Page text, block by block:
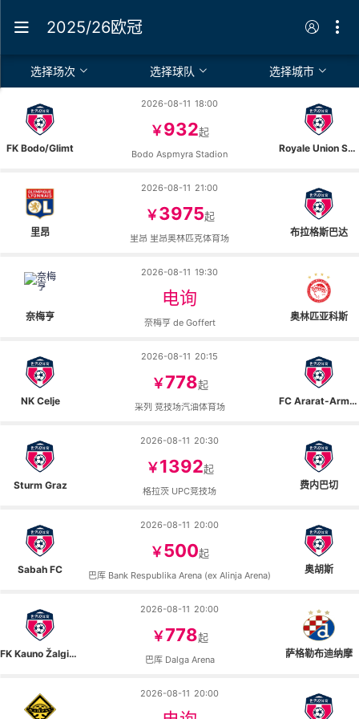
2025/26欧冠
选择场次 选择球队 选择城市
FK Bodo/Glimt
2026-08-11 18:00
￥932起
Bodo Aspmyra Stadion Royale Union St-Gilloise
里昂
2026-08-11 21:00
￥3975起
里昂 里昂奥林匹克体育场 布拉格斯巴达
奈梅亨
2026-08-11 19:30
电询
奈梅亨 de Goffert 奥林匹亚科斯
NK Celje
2026-08-11 20:15
￥778起
采列 竞技场汽油体育场 FC Ararat-Armenia
Sturm Graz
2026-08-11 20:30
￥1392起
格拉茨 UPC竞技场 费内巴切
Sabah FC
2026-08-11 20:00
￥500起
巴库 Bank Respublika Arena (ex Alinja Arena) 奥胡斯
FK Kauno Žalgiris
2026-08-11 20:00
￥778起
巴库 Dalga Arena 萨格勒布迪纳摩
2026-08-11 20:00